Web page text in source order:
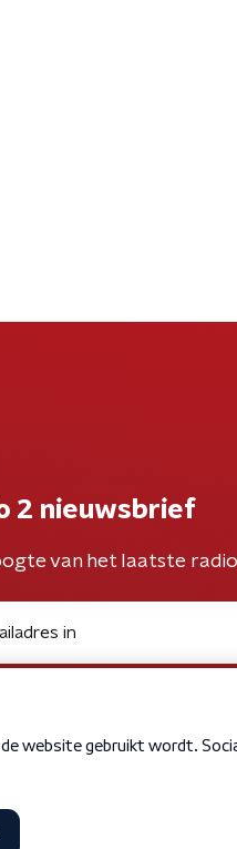
2 nieuwsbrief
van het laatste radio